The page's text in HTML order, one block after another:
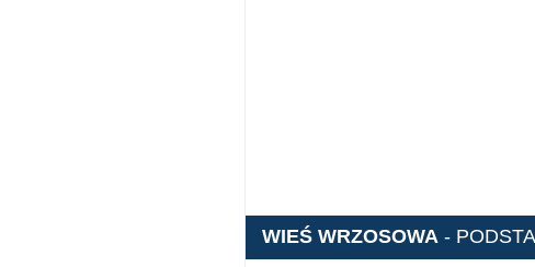
WIEŚ WRZOSOWA -